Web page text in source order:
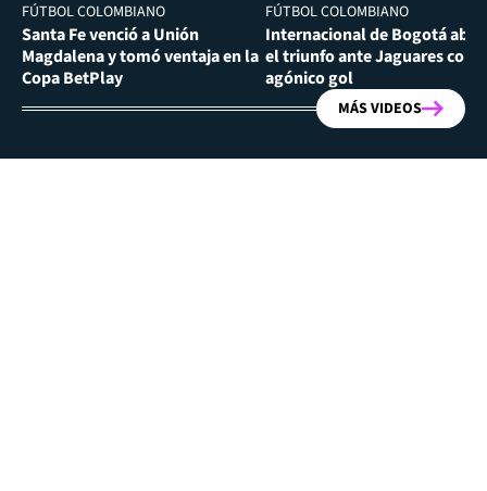
FÚTBOL COLOMBIANO
Santa Fe venció a Unión
Magdalena y tomó ventaja en la
Copa BetPlay
FÚTBOL COLOMBIANO
Internacional de Bogotá
el triunfo ante Jaguares con
agónico gol
MÁS VIDEOS